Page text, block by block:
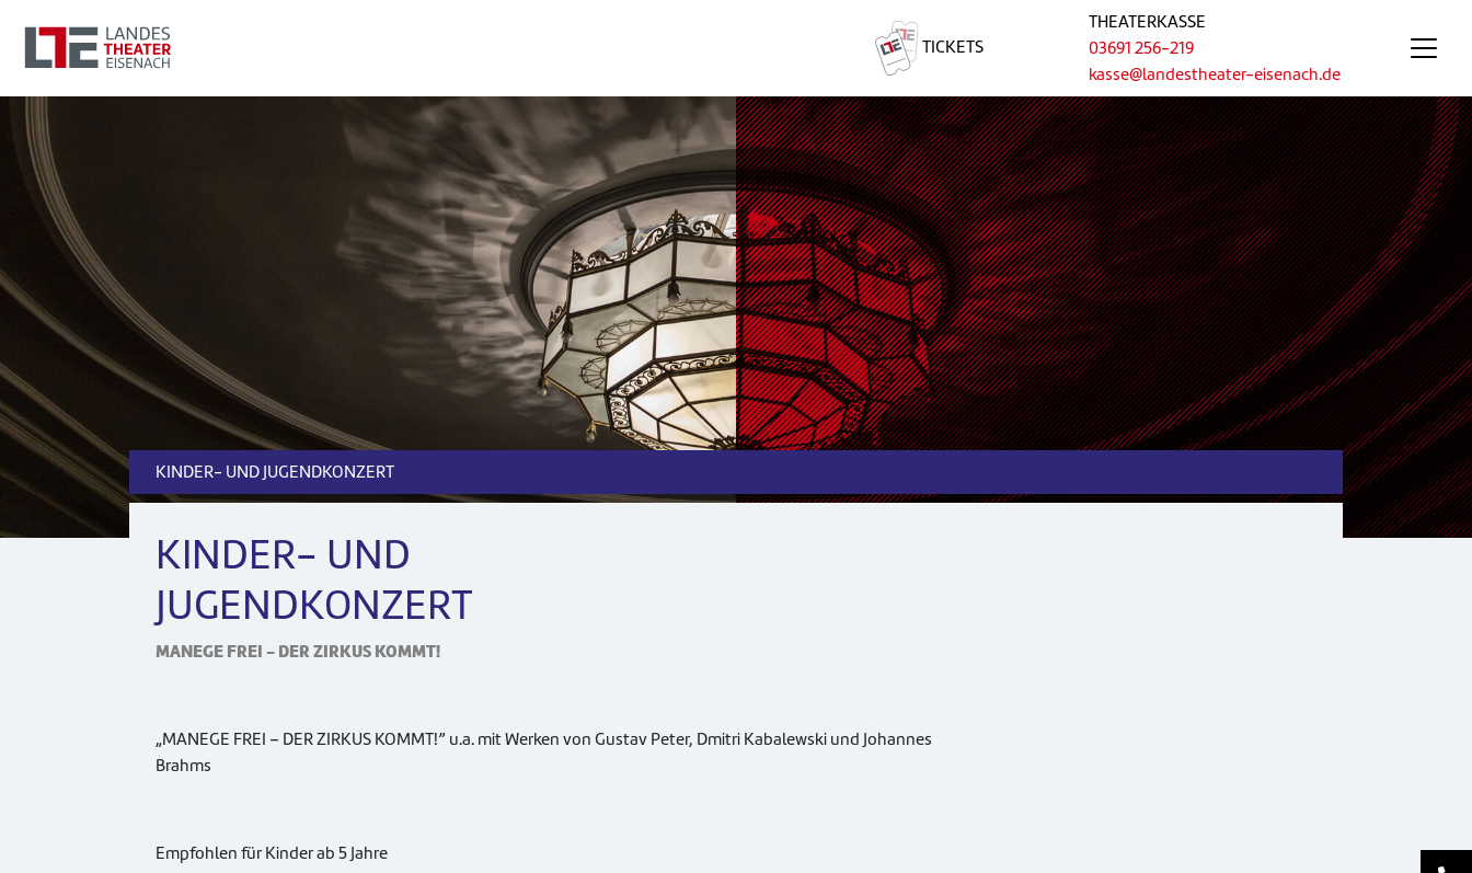
TICKETS
THEATERKASSE
03691 256-219
kasse@landestheater-eisenach.de
KINDER- UND JUGENDKONZERT
KINDER- UND
JUGENDKONZERT
MANEGE FREI - DER ZIRKUS KOMMT!
„MANEGE FREI – DER ZIRKUS KOMMT!” u.a. mit Werken von Gustav Peter, Dmitri Kabalewski und Johannes
Brahms
Empfohlen für Kinder ab 5 Jahre